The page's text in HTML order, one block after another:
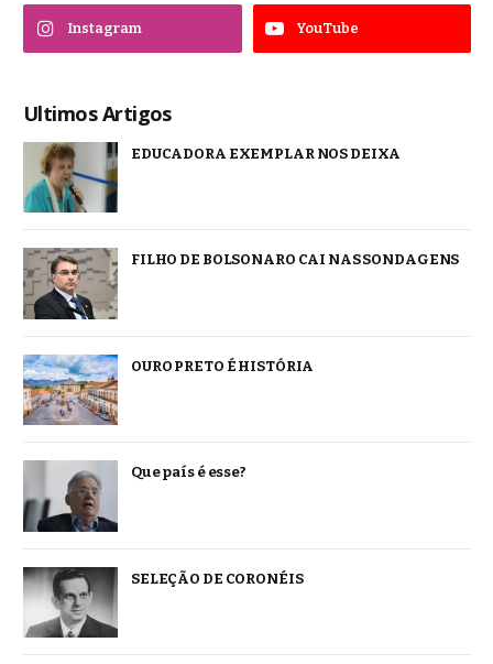
Instagram YouTube
Ultimos Artigos
EDUCADORA EXEMPLAR NOS DEIXA
FILHO DE BOLSONARO CAI NAS SONDAGENS
OURO PRETO É HISTÓRIA
Que país é esse?
SELEÇÃO DE CORONÉIS